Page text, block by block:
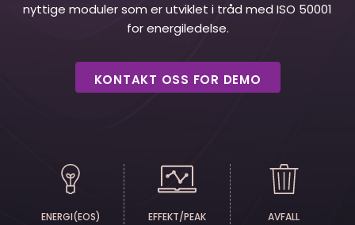
nyttige moduler som er utviklet i tråd med ISO 50001
for energiledelse.
KONTAKT OSS FOR DEMO
ENERGI(EOS) EFFEKT/PEAK AVFALL